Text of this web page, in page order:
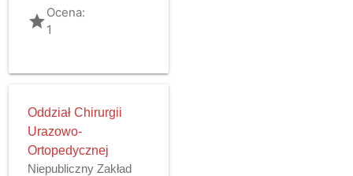
gradeOcena:
1
Oddział Chirurgii
Urazowo-
Ortopedycznej
Niepubliczny Zakład